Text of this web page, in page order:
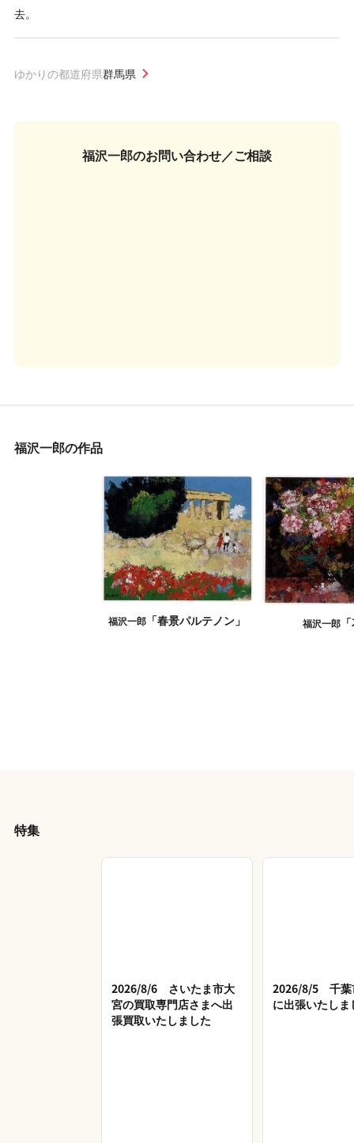
去。
ゆかりの都道府県群馬県
福沢一郎のお問い合わせ／ご相談
福沢一郎の作品
福沢一郎 「春景パルテノン」 福沢一郎
特集
2026/8/6 さいたま市大
宮の買取専門店さまへ出
張買取いたしました
2026/8/5 千葉
に出張いたしま